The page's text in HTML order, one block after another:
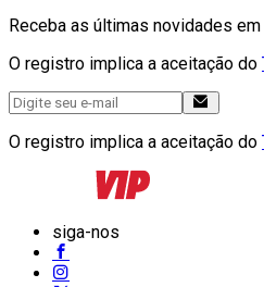
Receba as últimas novidades
O registro implica a aceitação do
O registro implica a aceitação do
siga-nos